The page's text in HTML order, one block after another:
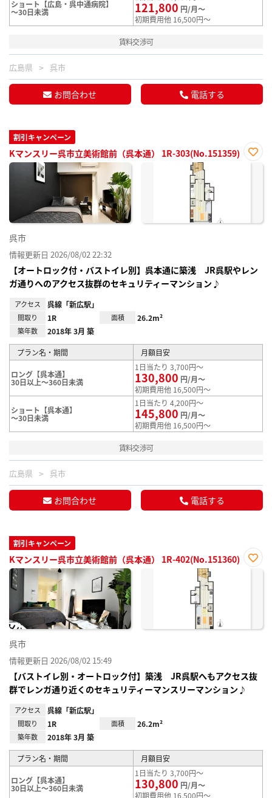
ショート【広島・呉中通病院】
～30日未満 121,800 円/月～
初期費用他 16,500円～
賃料交渉可
広島県 呉市
お問合わせ 電話する
割引キャンペーン
Kマンスリー呉市立美術館前（呉本通） 1R-303(No.151359)
お気
呉市
情報更新日 2026/08/02 22:32
【オートロック付・バストイレ別】呉本通に築浅 JR呉駅やレン
ガ通りへのアクセス抜群のセキュリティーマンション♪
アクセス 呉線「新広駅」
間取り 1R 面積 26.2m²
築年数 2018年 3月 築
プラン名・期間 月額目安
ロング【呉本通】
30日以上～360日未満
1日当たり 3,700円～
130,800 円/月～
初期費用他 16,500円～
ショート【呉本通】
～30日未満
1日当たり 4,200円～
145,800 円/月～
初期費用他 16,500円～
賃料交渉可
広島県 呉市
お問合わせ 電話する
割引キャンペーン
Kマンスリー呉市立美術館前（呉本通） 1R-402(No.151360)
お気
呉市
情報更新日 2026/08/02 15:49
【バストイレ別・オートロック付】築浅 JR呉駅へもアクセス抜
群でレンガ通り近くのセキュリティーマンスリーマンション♪
アクセス 呉線「新広駅」
間取り 1R 面積 26.2m²
築年数 2018年 3月 築
プラン名・期間 月額目安
ロング【呉本通】
30日以上～360日未満
1日当たり 3,700円～
130,800 円/月～
初期費用他 16,500円～